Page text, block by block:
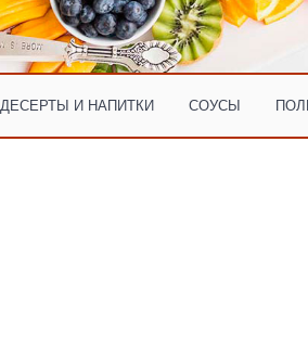
ДЕСЕРТЫ И НАПИТКИ СОУСЫ